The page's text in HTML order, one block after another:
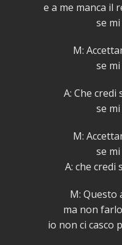
e a me manca il
se
M:
se
A: Che
se
M:
se
A: che credi
M: Questo
ma non
io non ci casco